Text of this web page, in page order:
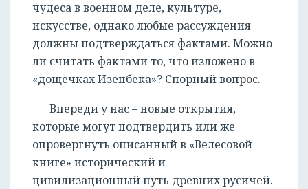
чудеса в военном деле, культуре,
искусстве, однако любые рассуждения
должны подтверждаться фактами. Можно
ли считать фактами то, что изложено в
«дощечках Изенбека»? Спорный вопрос.
Впереди у нас – новые открытия,
которые могут подтвердить или же
опровергнуть описанный в «Велесовой
книге» исторический и
цивилизационный путь древних русичей.